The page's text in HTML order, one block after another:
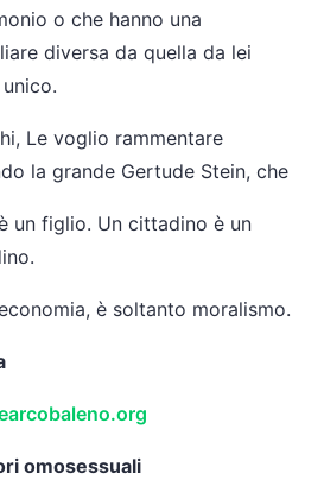
o che hanno una
diversa da quella da lei
Le voglio rammentare
la grande Gertude Stein, che
un figlio. Un cittadino è un
è soltanto moralismo.
omosessuali